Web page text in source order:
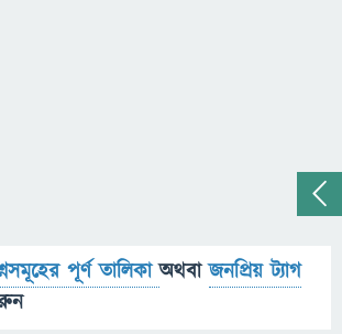
পূর্ণ তালিকাঅথবাজনপ্রিয় ট্যাগ